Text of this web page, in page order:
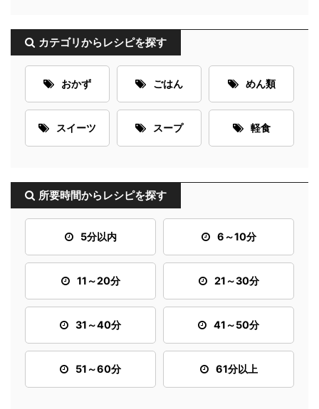
カテゴリからレシピを探す
おかず ごはん めん類
スイーツ スープ 軽食
所要時間からレシピを探す
5分以内 6～10分
11～20分 21～30分
31～40分 41～50分
51～60分 61分以上